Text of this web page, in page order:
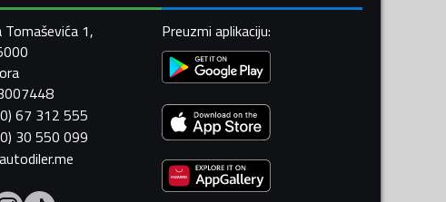
Tomaševića 1,
67 312 555
30 550 099
Preuzmi aplikaciju: